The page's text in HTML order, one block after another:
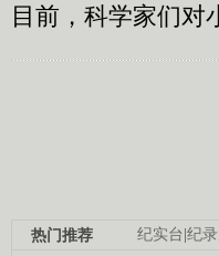
目前，科学家们对
纪实台|纪
热门推荐